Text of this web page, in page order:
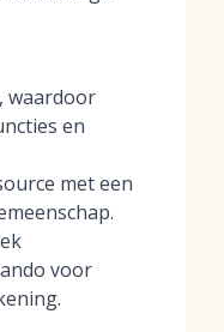
waardoor
en
met een
voor